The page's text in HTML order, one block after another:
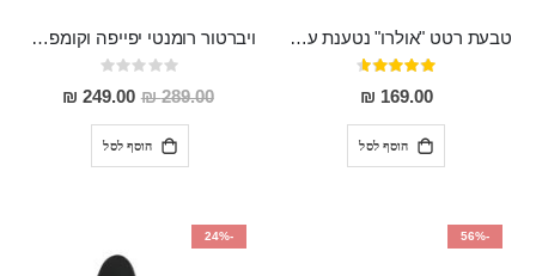
טבעת רטט "אולרו" נטענת עשויה סיליקון רפואי עם רטט חזק ומטריף חושים
דירוג:
91%
169.00 ₪
הוסף לסל
ויברטור רומנטי יפייפה וקומפקטי לגירוי חיצוני ופנימי מסיליקון רפואי עמיד למים ROMANCE
Rating:
0%
289.00 ₪
מחיר
מבצע
249.00 ₪
הוסף לסל
-56%
-24%